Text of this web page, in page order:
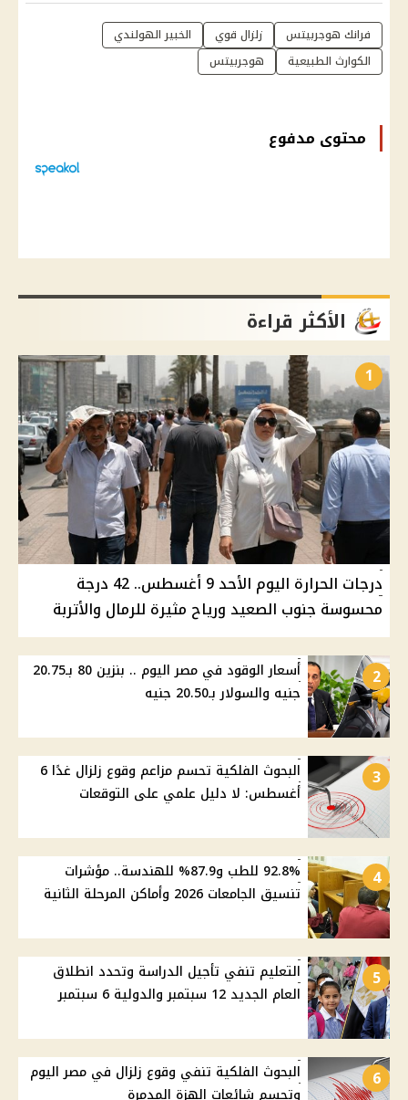
فرانك هوجربيتس زلزال قوي
الخبير الهولندي
الكوارث الطبيعية
هوجربيتس
محتوى مدفوع
الأكثر قراءة
1
درجات الحرارة اليوم الأحد 9 أغسطس.. 42 درجة
محسوسة جنوب الصعيد ورياح مثيرة للرمال والأتربة
2
أسعار الوقود في مصر اليوم .. بنزين 80 بـ20.75
جنيه والسولار بـ20.50 جنيه
3
البحوث الفلكية تحسم مزاعم وقوع زلزال غدًا 6
أغسطس: لا دليل علمي على التوقعات
4
92.8% للطب و87.9% للهندسة.. مؤشرات
تنسيق الجامعات 2026 وأماكن المرحلة الثانية
5
التعليم تنفي تأجيل الدراسة وتحدد انطلاق
العام الجديد 12 سبتمبر والدولية 6 سبتمبر
6
البحوث الفلكية تنفي وقوع زلزال في مصر اليوم
وتحسم شائعات الهزة المدمرة